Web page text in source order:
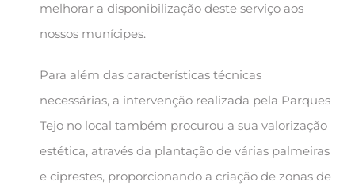
melhorar a disponibilização deste serviço aos
nossos munícipes.
Para além das características técnicas
necessárias, a intervenção realizada pela Parques
Tejo no local também procurou a sua valorização
estética, através da plantação de várias palmeiras
e ciprestes, proporcionando a criação de zonas de